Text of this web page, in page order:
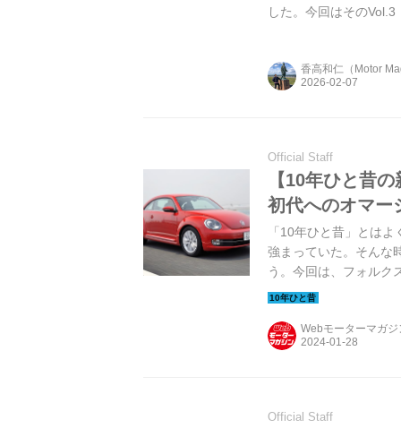
した。今回はその
こう。（Motor
香高和仁（Motor
Official Staff
【10年ひと昔
初代へのオマー
「10年ひと昔」とは
強まっていた。そんな
う。今回は、フォルク
Webモーターマガジ
Official Staff